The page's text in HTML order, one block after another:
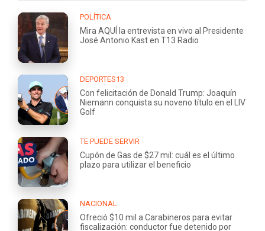
POLÍTICA
Mira AQUÍ la entrevista en vivo al Presidente
José Antonio Kast en T13 Radio
DEPORTES13
Con felicitación de Donald Trump: Joaquín
Niemann conquista su noveno título en el LIV
Golf
TE PUEDE SERVIR
Cupón de Gas de $27 mil: cuál es el último
plazo para utilizar el beneficio
NACIONAL
Ofreció $10 mil a Carabineros para evitar
fiscalización: conductor fue detenido por